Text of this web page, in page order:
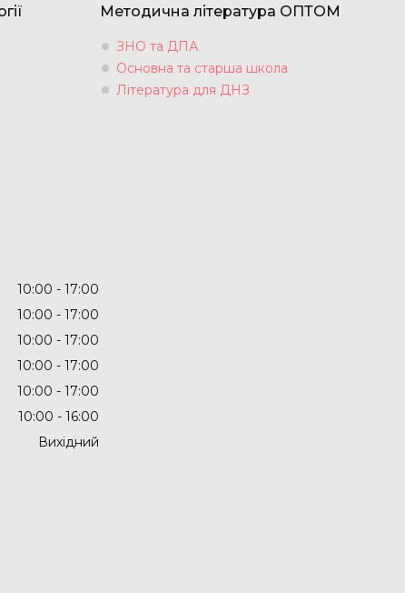
Методична література ОПТОМ
ЗНО та ДПА
Основна та старша школа
Література для ДНЗ
10:00
17:00
10:00
17:00
10:00
17:00
10:00
17:00
10:00
17:00
10:00
16:00
Вихідний